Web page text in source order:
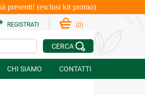
presenti! (esclusi kit promo)
REGISTRATI (0)
CERCA
CHI SIAMO CONTATTI